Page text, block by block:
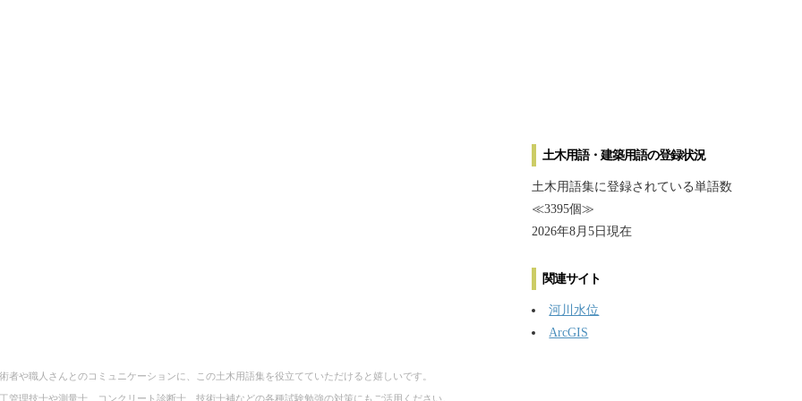
土木用語・建築用語の登録状況
土木用語集に登録されている単語数
≪3395個≫
2026年8月5日現在
関連サイト
河川水位
ArcGIS
者や職人さんとのコミュニケーションに、この土木用語集を役立てていただけると嬉しいです。
管理技士や測量士、コンクリート診断士、技術士補などの各種試験勉強の対策にもご活用ください。